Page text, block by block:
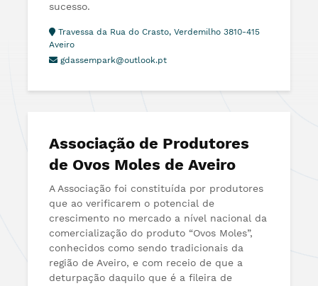
sucesso.
Travessa da Rua do Crasto, Verdemilho 3810-415
Aveiro
gdassempark@outlook.pt
Associação de Produtores
de Ovos Moles de Aveiro
A Associação foi constituída por produtores
que ao verificarem o potencial de
crescimento no mercado a nível nacional da
comercialização do produto “Ovos Moles”,
conhecidos como sendo tradicionais da
região de Aveiro, e com receio de que a
deturpação daquilo que é a fileira de